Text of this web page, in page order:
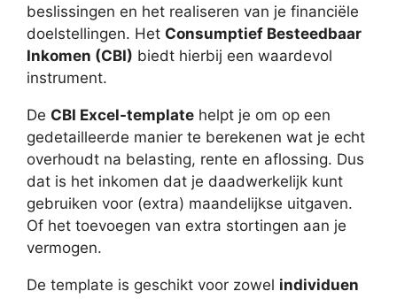
beslissingen en het realiseren van je financiële
doelstellingen. Het Consumptief Besteedbaar
Inkomen (CBI) biedt hierbij een waardevol
instrument.
De CBI Excel-template helpt je om op een
gedetailleerde manier te berekenen wat je echt
overhoudt na belasting, rente en aflossing. Dus
dat is het inkomen dat je daadwerkelijk kunt
gebruiken voor (extra) maandelijkse uitgaven.
Of het toevoegen van extra stortingen aan je
vermogen.
De template is geschikt voor zowel individuen